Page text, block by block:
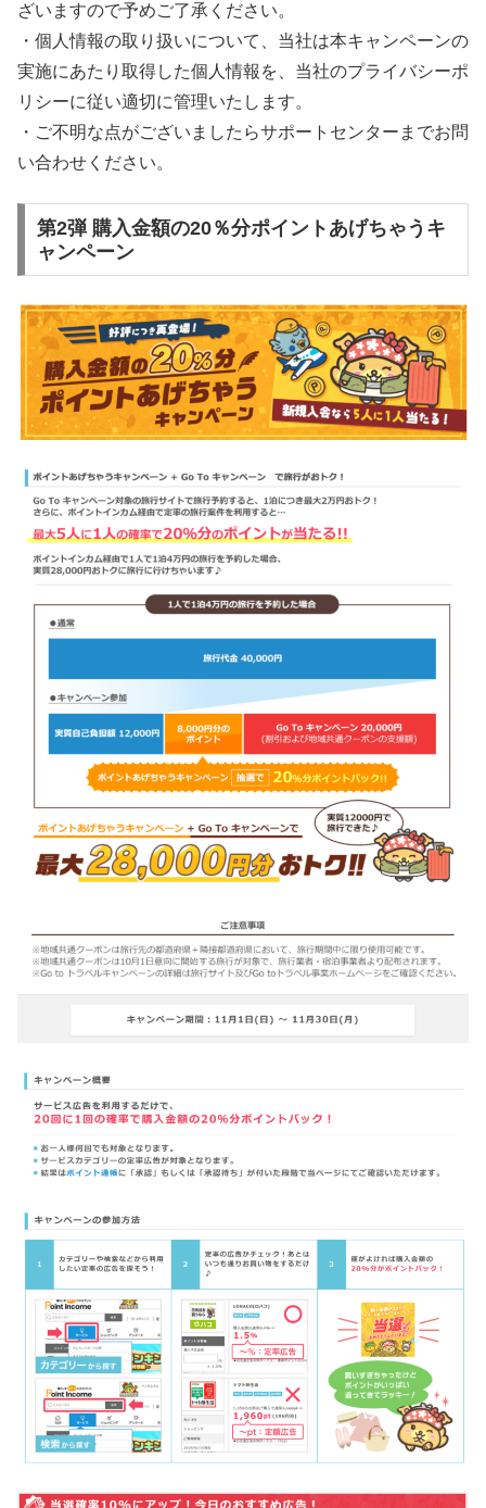
ざいますので予めご了承ください。
・個人情報の取り扱いについて、当社は本キャンペーンの
実施にあたり取得した個人情報を、当社のプライバシーポ
リシーに従い適切に管理いたします。
・ご不明な点がございましたらサポートセンターまでお問
い合わせください。
第2弾 購入金額の20％分ポイントあげちゃうキ
ャンペーン